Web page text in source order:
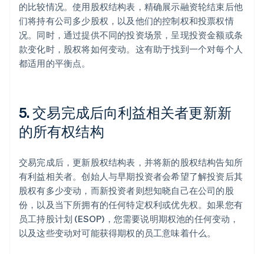
的比较情况。使用股权结构表，精确展示融资轮结束后他
们将持有公司多少股权，以及他们的控制权和投票权情
况。同时，通过提供不同的投资场景，呈现投资金额或条
款变化时，股权将如何变动。这有助于找到一个对每个人
都适用的平衡点。
5. 交易完成后向利益相关者更新新
的所有权结构
交易完成后，更新股权结构表，并将新的股权结构告知所
有利益相关者。创始人与早期投资者会希望了解投资后其
股权有多少变动，而新投资者则想知晓自己在公司的股
份，以及当下所拥有的任何特定权利或优先权。如果您有
员工持股计划 (ESOP)，您需要说明期权池的任何变动，
以及这些变动对可能获得期权的员工意味着什么。